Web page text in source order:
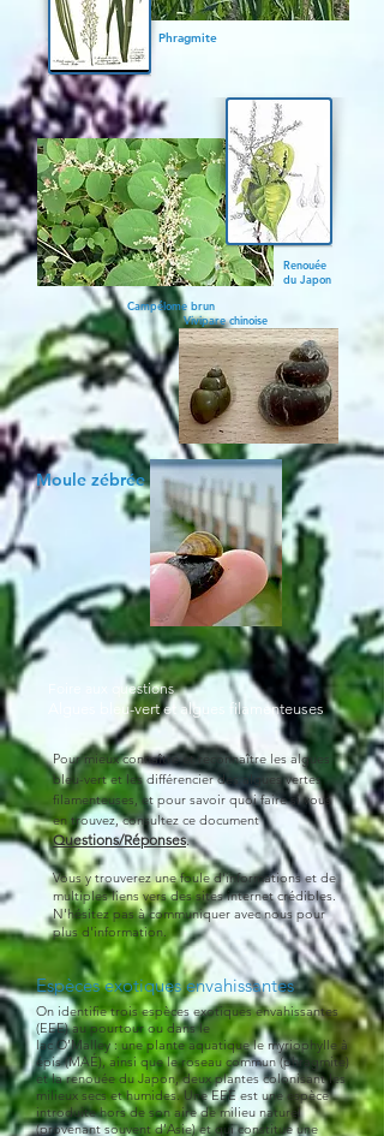
Phragmite
Renouée
du Japon
Campélome brun
Vivipare chinoise
Moule zébrée
Foire aux questions
Algues bleu-vert et algues filamenteuses
Pour mieux connaître et reconnaître les algues
bleu-vert et les différencier des algues vertes
filamenteuses, et pour savoir quoi faire si vous
en trouvez, consultez ce document
Questions/Réponses.
Vous y trouverez une foule d'informations et de
multiples liens vers des sites internet crédibles.
N'hésitez pas à communiquer avec nous pour
plus d'information.
Espèces exotiques envahissantes
On identifie trois espèces exotiques envahissantes
(EEE) au pourtour ou dans le
lac O’Malley : une plante aquatique le myriophylle à
épis (MAÉ), ainsi que le roseau commun (phragmite)
et la renouée du Japon, deux plantes colonisant les
milieux secs et humides. Une EEE est une espèce
introduite hors de son aire de milieu naturel
(provenant souvent d’Asie) et qui constitue une